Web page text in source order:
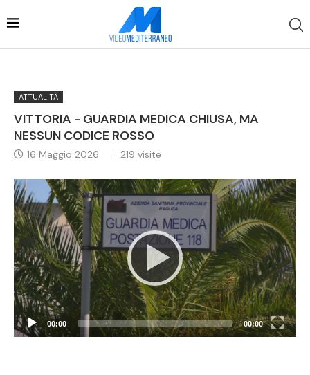
ATTUALITÀ
VITTORIA - GUARDIA MEDICA CHIUSA, MA
NESSUN CODICE ROSSO
16 Maggio 2026 219 visite
Video
Player
00:00 00:00